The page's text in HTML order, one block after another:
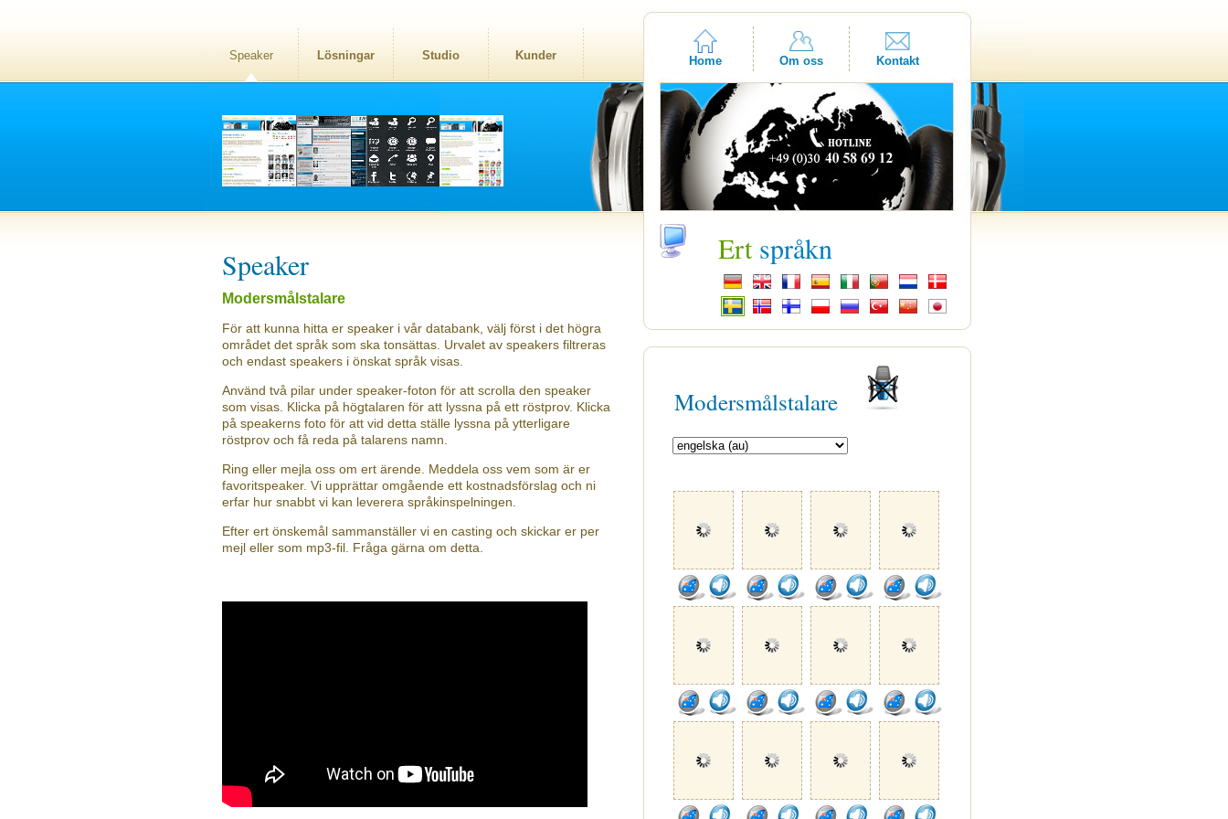
Speaker Lösningar Studio Kunder Home Om oss Kontakt
Speaker
Modersmålstalare
För att kunna hitta er speaker i vår databank, välj först i det högra
området det språk som ska tonsättas. Urvalet av speakers filtreras
och endast speakers i önskat språk visas.
Använd två pilar under speaker-foton för att scrolla den speaker
som visas. Klicka på högtalaren för att lyssna på ett röstprov. Klicka
på speakerns foto för att vid detta ställe lyssna på ytterligare
röstprov och få reda på talarens namn.
Ring eller mejla oss om ert ärende. Meddela oss vem som är er
favoritspeaker. Vi upprättar omgående ett kostnadsförslag och ni
erfar hur snabbt vi kan leverera språkinspelningen.
Efter ert önskemål sammanställer vi en casting och skickar er per
mejl eller som mp3-fil. Fråga gärna om detta.
Ert språkn
Modersmålstalare